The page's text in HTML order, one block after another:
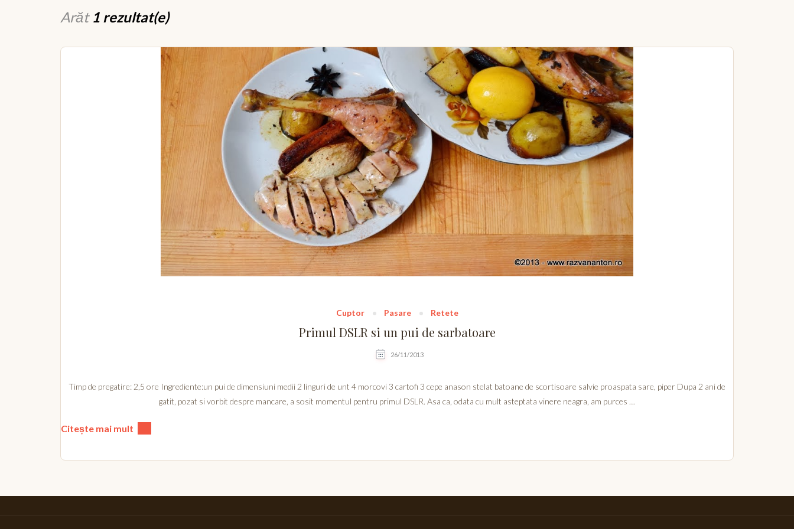
Arăt 1 rezultat(e)
Cuptor Pasare Retete
Primul DSLR si un pui de sarbatoare
26/11/2013
Timp de pregatire: 2,5 ore Ingrediente:un pui de dimensiuni medii 2 linguri de unt 4 morcovi 3 cartofi 3 cepe anason stelat batoane de scortisoare salvie proaspata sare, piper Dupa 2 ani de
gatit, pozat si vorbit despre mancare, a sosit momentul pentru primul DSLR. Asa ca, odata cu mult asteptata vinere neagra, am purces …
Citește mai mult